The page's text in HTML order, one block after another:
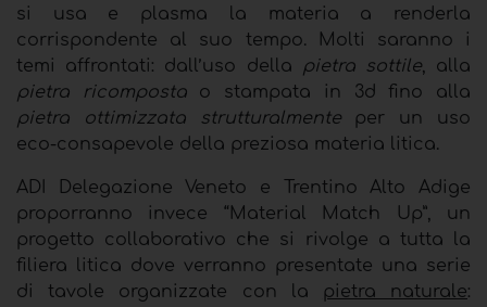
si usa e plasma la materia a renderla
corrispondente al suo tempo. Molti saranno i
temi affrontati: dall’uso della
pietra sottile, alla
pietra ricompostao stampata in 3d fino alla
pietra ottimizzata strutturalmenteper un uso
eco-consapevole della preziosa materia litica.
ADI Delegazione Veneto e Trentino Alto Adige
proporranno invece “Material Match Up”, un
progetto collaborativo che si rivolge a tutta la
filiera litica dove verranno presentate una serie
di tavole organizzate con la pietra naturale: